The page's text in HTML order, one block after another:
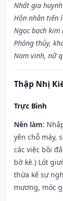
Nhất gia
Hôn nhân tiến
Ngọc bạch
Phóng thủy,
Nam vinh, nữ
Thập Nhị
Trực Bình
Nên làm:
yên chỗ máy,
các việc bồi
bờ kè.) Lót
thừa kế sự
mương, móc